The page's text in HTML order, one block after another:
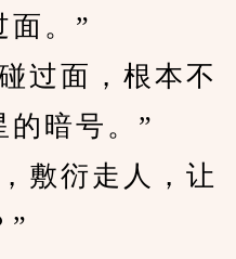
面。”
面，根本不
的暗号。”
衍走人，让
”